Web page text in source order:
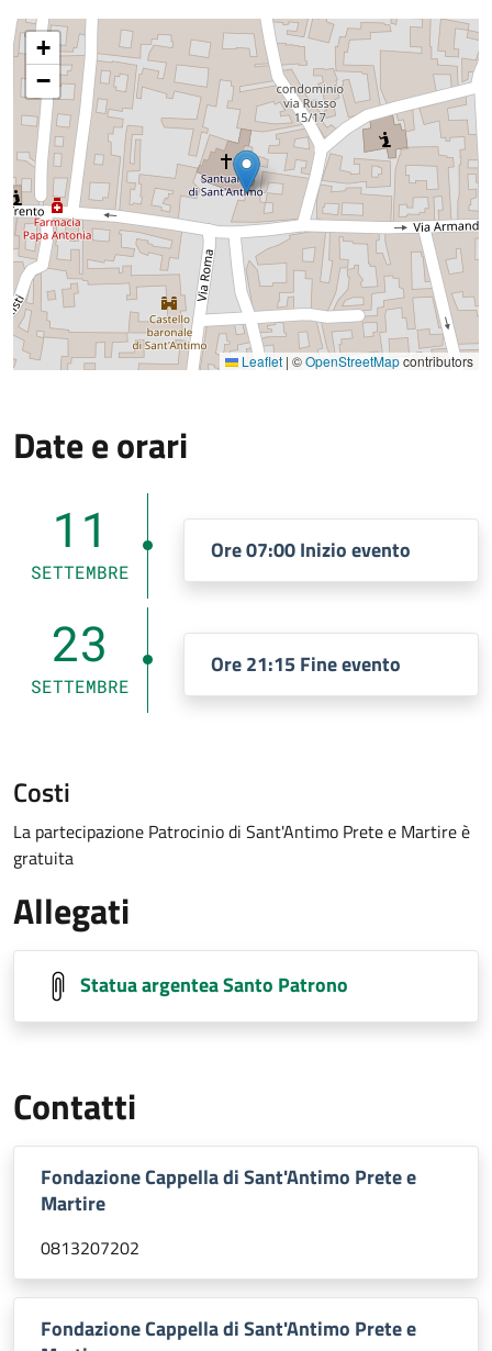
+
−
Leaflet | ©OpenStreetMapcontributors
Date e orari
11
SETTEMBRE
Ore 07:00 Inizio evento
23
SETTEMBRE
Ore 21:15 Fine evento
Costi
La partecipazione Patrocinio di Sant'Antimo Prete e Martire è
gratuita
Allegati
Statua argentea Santo Patrono
Contatti
Fondazione Cappella di Sant'Antimo Prete e
Martire
0813207202
Fondazione Cappella di Sant'Antimo Prete e